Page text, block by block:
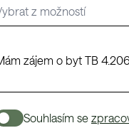
Souhlasím se